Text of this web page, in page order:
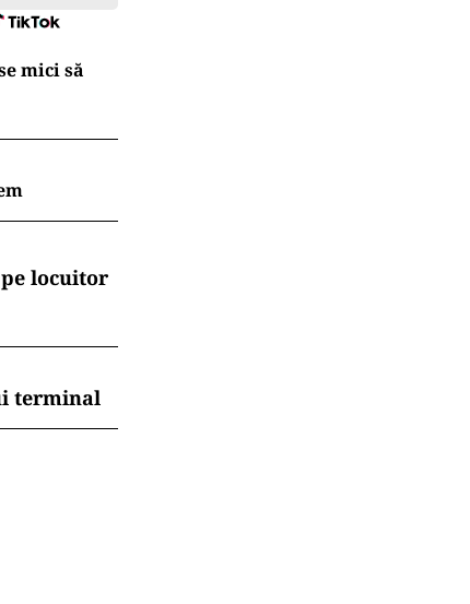
mici să
locuitor
terminal